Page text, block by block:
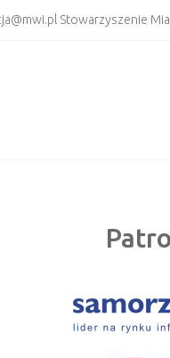
Stowarzyszenie